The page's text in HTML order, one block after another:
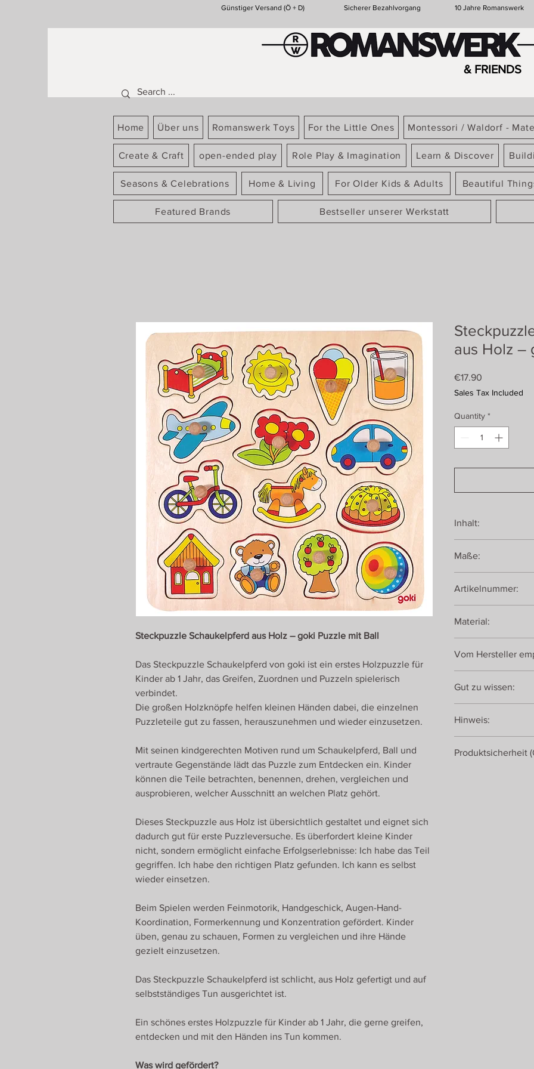
Günstiger Versand (Ö + D) Sicherer Bezahlvorgang 10 Jahre Romanswerk
& FRIENDS
Home Über uns Romanswerk Toys For the Little Ones Montessori / Waldorf -
Create & Craft open-ended play Role Play & Imagination Learn & Discover
Seasons & Celebrations Home & Living For Older Kids & Adults Beautiful
Featured Brands Bestseller unserer Werkstatt
Steckpuzzle Schaukelpferd aus Holz – goki Puzzle mit Ball
Das Steckpuzzle Schaukelpferd von goki ist ein erstes Holzpuzzle für
Kinder ab 1 Jahr, das Greifen, Zuordnen und Puzzeln spielerisch
verbindet.
Die großen Holzknöpfe helfen kleinen Händen dabei, die einzelnen
Puzzleteile gut zu fassen, herauszunehmen und wieder einzusetzen.
Mit seinen kindgerechten Motiven rund um Schaukelpferd, Ball und
vertraute Gegenstände lädt das Puzzle zum Entdecken ein. Kinder
können die Teile betrachten, benennen, drehen, vergleichen und
ausprobieren, welcher Ausschnitt an welchen Platz gehört.
Dieses Steckpuzzle aus Holz ist übersichtlich gestaltet und eignet sich
dadurch gut für erste Puzzleversuche. Es überfordert kleine Kinder
nicht, sondern ermöglicht einfache Erfolgserlebnisse: Ich habe das Teil
gegriffen. Ich habe den richtigen Platz gefunden. Ich kann es selbst
wieder einsetzen.
Beim Spielen werden Feinmotorik, Handgeschick, Augen-Hand-
Koordination, Formerkennung und Konzentration gefördert. Kinder
üben, genau zu schauen, Formen zu vergleichen und ihre Hände
gezielt einzusetzen.
Das Steckpuzzle Schaukelpferd ist schlicht, aus Holz gefertigt und auf
selbstständiges Tun ausgerichtet ist.
Ein schönes erstes Holzpuzzle für Kinder ab 1 Jahr, die gerne greifen,
entdecken und mit den Händen ins Tun kommen.
Was wird gefördert?
aus Holz –
€17.90
Sales Tax Included
Quantity *
Inhalt:
14 Teile
Maße:
Artikelnummer:
Material:
Vom Hersteller
Gut zu wissen:
Greifen der
Steckpuzzle
Hinweis:
Verpackung
Produktsicherheit